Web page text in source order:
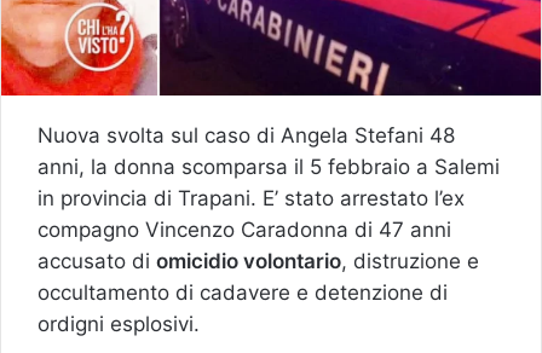
Nuova svolta sul caso di Angela Stefani 48
anni, la donna scomparsa il 5 febbraio a Salemi
in provincia di Trapani. E’ stato arrestato l’ex
compagno Vincenzo Caradonna di 47 anni
accusato di omicidio volontario, distruzione e
occultamento di cadavere e detenzione di
ordigni esplosivi.